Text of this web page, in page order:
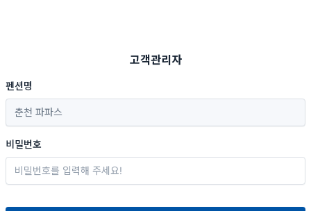
고객관리자
펜션명
비밀번호